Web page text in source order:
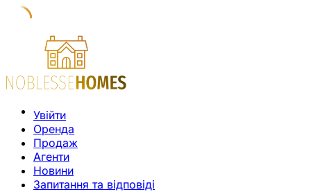
Увійти
Оренда
Продаж
Агенти
Новини
Запитання та відповіді